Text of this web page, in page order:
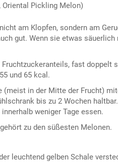
Oriental Pickling Melon)
nicht am Klopfen, sondern am
gut. Wenn sie etwas säuerlich
fast doppelt
und 65 kcal.
(meist in der Mitte der Frucht)
bis zu 2 Wochen
weniger Tage essen.
zu den süßesten Melonen.
leuchtend gelben Schale